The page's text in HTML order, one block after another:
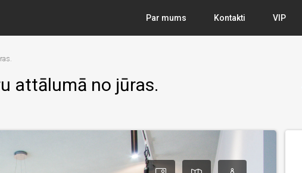
Par mums Kontakti VIP
attālumā no jūras.